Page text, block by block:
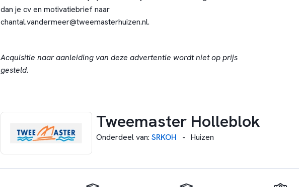
dan je cv en motivatiebrief naar
chantal.vandermeer@tweemasterhuizen.nl.
Acquisitie naar aanleiding van deze advertentie wordt niet op prijs
gesteld.
Tweemaster Holleblok
Onderdeel van: SRKOH - Huizen